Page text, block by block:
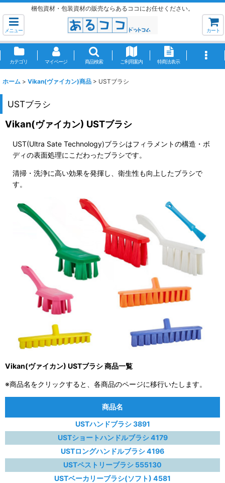
梱包資材・包装資材の販売ならあるココにお任せください。
メニュー カート
カテゴリ マイページ 商品検索 ご利用案内 特商法表示
ホーム > Vikan(ヴァイカン)商品 > USTブラシ
USTブラシ
Vikan(ヴァイカン) USTブラシ
UST(Ultra Sate Technology)ブラシはフィラメントの構造・ボ
ディの表面処理にこだわったブラシです。
清掃・洗浄に高い効果を発揮し、衛生性も向上したブラシで
す。
Vikan(ヴァイカン) USTブラシ 商品一覧
※商品名をクリックすると、各商品のページに移行いたします。
商品名
USTハンドブラシ 3891
USTショートハンドルブラシ 4179
USTロングハンドルブラシ 4196
USTペストリーブラシ 555130
USTベーカリーブラシ(ソフト) 4581